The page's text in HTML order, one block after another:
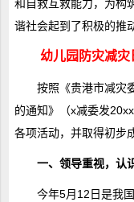
和自救互救能力，为构
谐社会起到了积极的推
幼儿园防灾减灾
按照《贵港市减灾
的通知》（x减委发
各项活动，并取得初步
一、领导重视，认
今年5月12日是我